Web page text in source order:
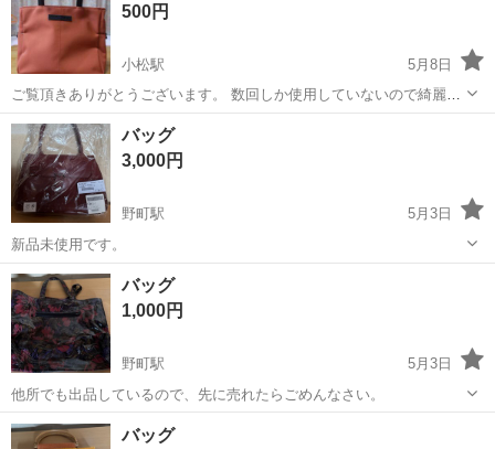
通勤OK！無料駐車場完備！《長野県茅...
500円
小松駅
5月8日
ご覧頂きありがとうございます。 数回しか使用していないので綺麗で
す。 持ち手はショルダーにもできる長さで 両サイドにミニポケットあ
り。 サイズ タテ27cm ヨコ32cm マチ14cm 宜しくお願いいたしま
す。
石川 小松市 小松駅
バッグ
3,000円
野町駅
5月3日
新品未使用です。
石川 金沢市 野町駅
バッグ
1,000円
野町駅
5月3日
他所でも出品しているので、先に売れたらごめんなさい。
石川 金沢市 野町駅
バッグ